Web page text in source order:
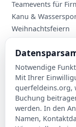
Teamevents für
Kanu &
Weihnachtsfeiern
Planung
Events nach Stadt
Suche
Kontakt
Über Querfeldeins
Rechtliches
Notwendige
Mit Ihrer
querfeldeins.org,
Buchung
werden. In den
Namen,